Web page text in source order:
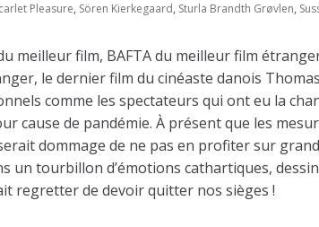
Pleasure, Sören Kierkegaard, Sturla Brandth Grøvlen,
meilleur film, BAFTA du meilleur film
le dernier film du cinéaste danois
comme les spectateurs qui ont eu la
cause de pandémie. À présent que les
dommage de ne pas en profiter sur
un tourbillon d’émotions cathartiques,
regretter de devoir quitter nos sièges !